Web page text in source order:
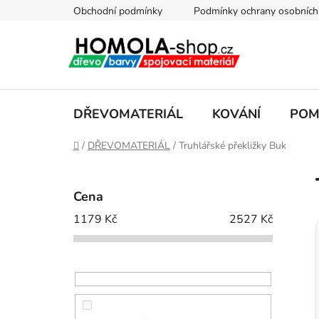
Obchodní podmínky Podmínky ochrany
DŘEVOMATERIÁL KOVÁNÍ
Domů
/ DŘEVOMATERIÁL / Truhlářské překližky Buk
Cena
1179 Kč 2527 Kč